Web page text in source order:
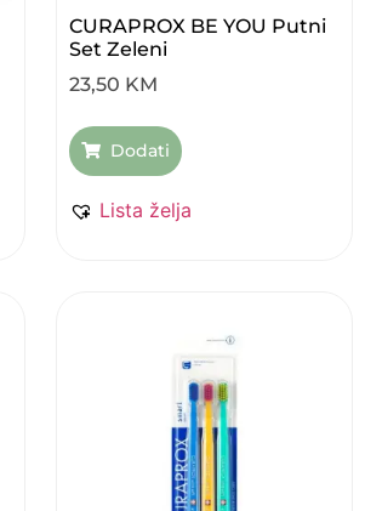
CURAPROX BE YOU Putni
Set Zeleni
23,50 KM
Dodati
Lista želja